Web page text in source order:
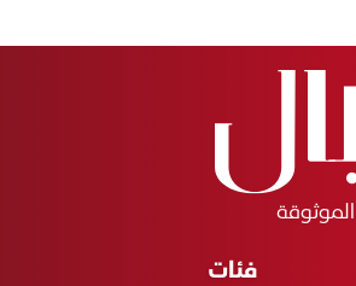
الموثوقة
فئات